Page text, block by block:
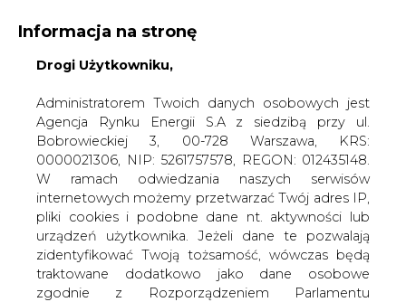
KONTAKT:
WYDAWCA PORTALU:
WYSOKI KONTRAST A A
ZALOGUJ SIĘ
Informacja na stronę
Drogi Użytkowniku,
Administratorem Twoich danych osobowych jest
Agencja Rynku Energii S.A z siedzibą przy ul.
Bobrowieckiej 3, 00-728 Warszawa, KRS:
0000021306, NIP: 5261757578, REGON: 012435148.
W ramach odwiedzania naszych serwisów
internetowych możemy przetwarzać Twój adres IP,
pliki cookies i podobne dane nt. aktywności lub
urządzeń użytkownika. Jeżeli dane te pozwalają
zidentyfikować Twoją tożsamość, wówczas będą
traktowane dodatkowo jako dane osobowe
zgodnie z Rozporządzeniem Parlamentu